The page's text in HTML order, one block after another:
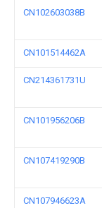
CN102603038B
CN101514462A
CN214361731U
CN101956206B
CN107419290B
CN107946623A